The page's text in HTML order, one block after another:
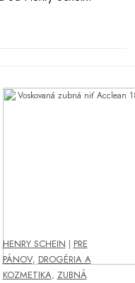
HENRY SCHEIN | PRE
PÁNOV, DROGÉRIA A
KOZMETIKA, ZUBNÁ